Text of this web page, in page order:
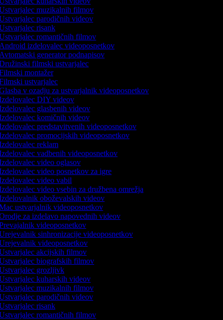
muzikalnih filmov
parodičnih videov
risank
romantičnih filmov
izdelovalec videoposnetkov
generator podnapisov
filmski ustvarjalec
montažer
ustvarjalec
v ozadju za ustvarjalnik videoposnetkov
DIY videov
glasbenih videov
komičnih videov
predstavitvenih videoposnetkov
promocijskih videoposnetkov
reklam
vadbenih videoposnetkov
video oglasov
video posnetkov za igre
video vabil
video vsebin za družbena omrežja
oboževalskih videov
ustvarjalnik videoposnetkov
za izdelavo napovednih videov
videoposnetkov
sinhronizacije videoposnetkov
videoposnetkov
akcijskih filmov
biografskih filmov
grozljivk
kuharskih videov
muzikalnih filmov
parodičnih videov
risank
romantičnih filmov